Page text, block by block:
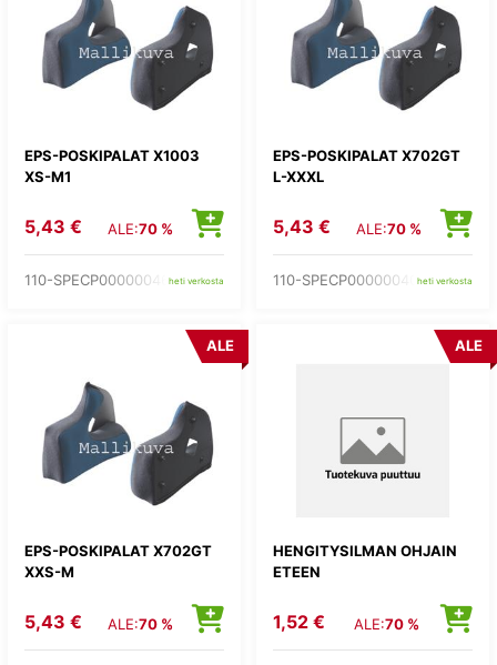
EPS-POSKIPALAT X1003
XS-M1
5,43 € ALE:70 %
110-SPECP00000046heti verkosta
EPS-POSKIPALAT X702GT
L-XXXL
5,43 € ALE:70 %
110-SPECP00000040heti verkosta
EPS-POSKIPALAT X702GT
XXS-M
ALE
5,43 € ALE:70 %
HENGITYSILMAN OHJAIN
ETEEN
ALE
1,52 € ALE:70 %